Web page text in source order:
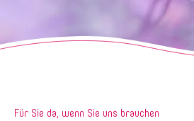
Für Sie da, wenn Sie uns brauchen